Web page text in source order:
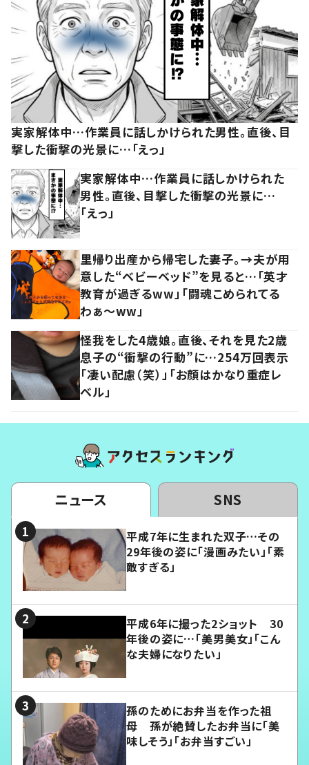
実家解体中…作業員に話しかけられた男性。直後、目
撃した衝撃の光景に…「えっ」
実家解体中…作業員に話しかけられた
男性。直後、目撃した衝撃の光景に…
「えっ」
里帰り出産から帰宅した妻子。→夫が用
意した“ベビーベッド”を見ると…「英才
教育が過ぎるww」「闘魂こめられてる
わぁ～ww」
怪我をした4歳娘。直後、それを見た2歳
息子の“衝撃の行動”に…254万回表示
「凄い配慮（笑）」「お顔はかなり重症レ
ベル」
ニュース SNS
平成7年に生まれた双子…その
29年後の姿に「漫画みたい」「素
敵すぎる」
平成6年に撮った2ショット 30
年後の姿に…「美男美女」「こん
な夫婦になりたい」
孫のためにお弁当を作った祖
母 孫が絶賛したお弁当に「美
味しそう」「お弁当すごい」